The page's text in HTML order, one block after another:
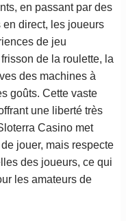
en passant par des
direct, les joueurs
de jeu
de la roulette, la
des machines à
goûts. Cette vaste
une liberté très
Casino met
jouer, mais respecte
des joueurs, ce qui
les amateurs de